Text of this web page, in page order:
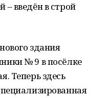
введён в строй
здания
№ 9 в посёлке
Теперь здесь